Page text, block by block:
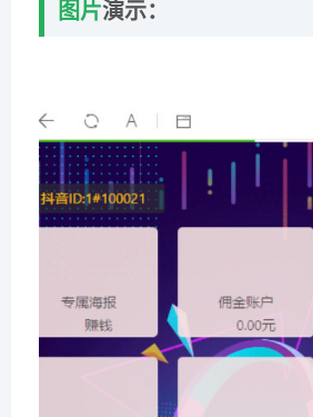
图片演示：